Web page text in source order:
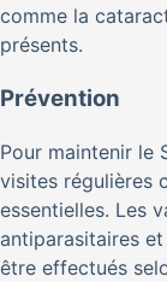
comme la
présents.
Prévention
Pour maintenir le
visites régulières
essentielles. Les
antiparasitaires
être effectués